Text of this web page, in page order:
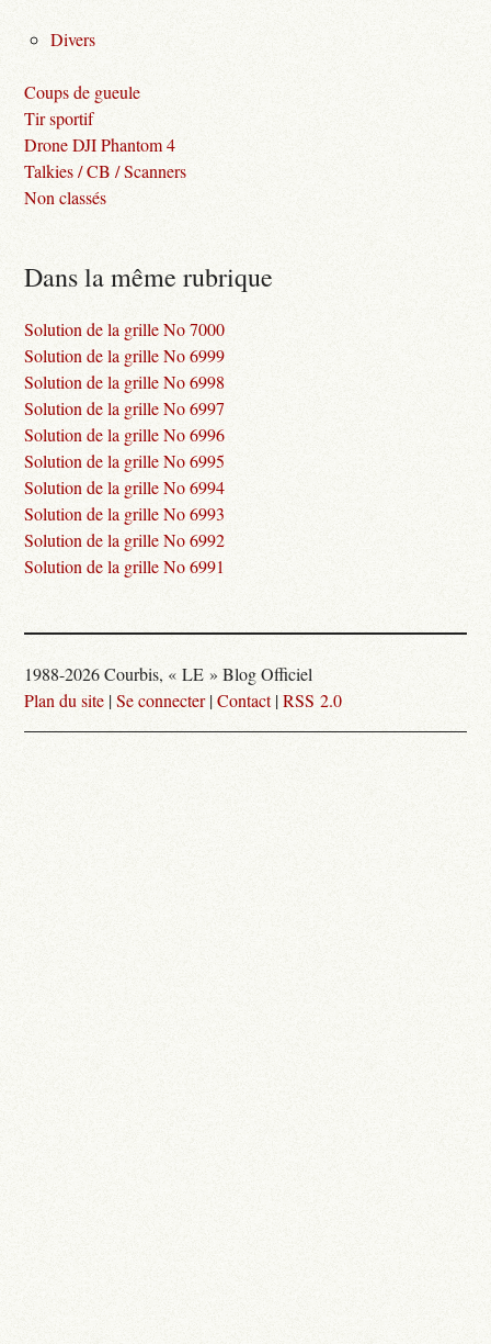
Divers
Coups de gueule
Tir sportif
Drone DJI Phantom 4
Talkies / CB / Scanners
Non classés
Dans la même rubrique
Solution de la grille No 7000
Solution de la grille No 6999
Solution de la grille No 6998
Solution de la grille No 6997
Solution de la grille No 6996
Solution de la grille No 6995
Solution de la grille No 6994
Solution de la grille No 6993
Solution de la grille No 6992
Solution de la grille No 6991
1988-2026 Courbis, « LE » Blog Officiel
Plan du site |Se connecter|Contact|RSS 2.0